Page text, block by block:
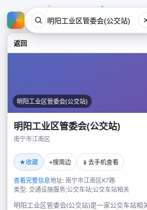
返回
明阳工业区管委会(公交站)
明阳工业区管委会(公交站)
南宁市江南区
★收藏 ⌖搜周边 📱 去手机查看
查看完整信息地址: 南宁市江南区K7路
类型: 交通设施服务;公交车站;公交车站相关
明阳工业区管委会(公交站)是一家公交车站相